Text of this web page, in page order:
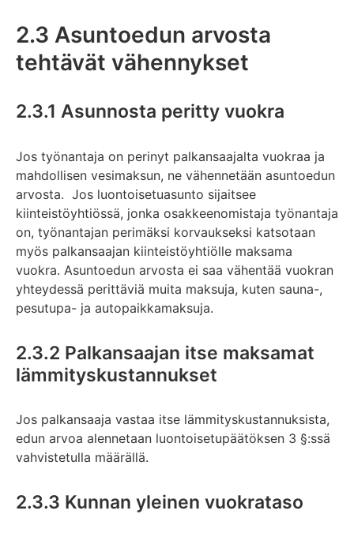
2.3 Asuntoedun arvosta
tehtävät vähennykset
2.3.1 Asunnosta peritty vuokra
Jos työnantaja on perinyt palkansaajalta vuokraa ja
mahdollisen vesimaksun, ne vähennetään asuntoedun
arvosta. Jos luontoisetuasunto sijaitsee
kiinteistöyhtiössä, jonka osakkeenomistaja työnantaja
on, työnantajan perimäksi korvaukseksi katsotaan
myös palkansaajan kiinteistöyhtiölle maksama
vuokra. Asuntoedun arvosta ei saa vähentää vuokran
yhteydessä perittäviä muita maksuja, kuten sauna-,
pesutupa- ja autopaikkamaksuja.
2.3.2 Palkansaajan itse maksamat
lämmityskustannukset
Jos palkansaaja vastaa itse lämmityskustannuksista,
edun arvoa alennetaan luontoisetupäätöksen 3 §:ssä
vahvistetulla määrällä.
2.3.3 Kunnan yleinen vuokrataso